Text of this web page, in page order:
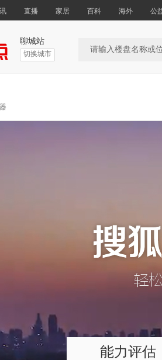
直播 家居 百科 海外 公
聊城站
切换城市
能力评估